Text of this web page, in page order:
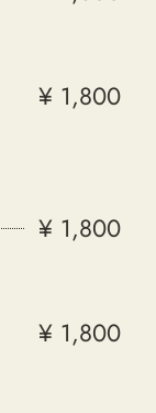
¥ 1,800
¥ 1,800
¥ 1,800